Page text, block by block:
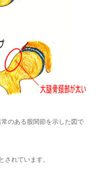
のある股関節を示した図で
されています。